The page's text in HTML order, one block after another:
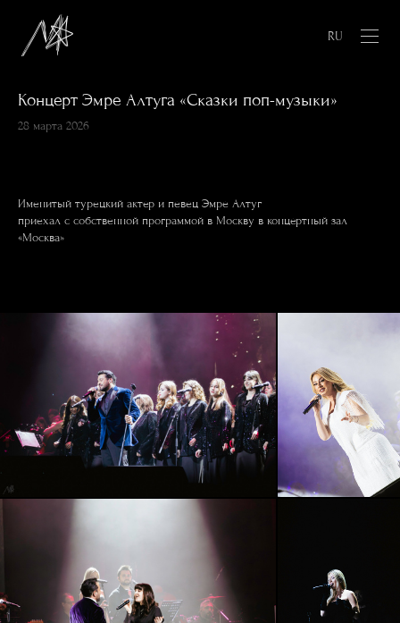
RU
Концерт Эмре Алтуга «Сказки поп-музыки»
28 марта 2026
Именитый турецкий актер и певец Эмре Алтуг
приехал с собственной программой в Москву в концертный зал
«Москва»